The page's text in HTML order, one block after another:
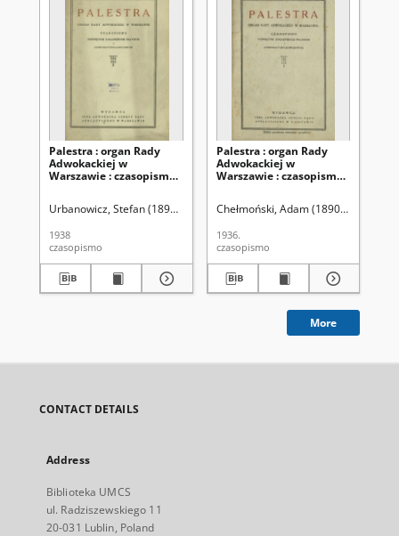
Palestra : organ Rady
Adwokackiej w
Warszawie : czasopismo
i korporacyjno-
Urbanowicz. R. 15, Nr 5
(maj 1938)
Urbanowicz, Stefan (1891-1940). red. Izba Adwokacka Okręgu Sądu
1938
czasopismo
Palestra : organ Rady
Adwokackiej w
Warszawie : czasopismo
i korporacyjno-
Chełmoński. R. 13, Nr 10
(październik 1936)
Chełmoński, Adam (1890-1959). red.
1936.
czasopismo
More
CONTACT DETAILS
Address
Biblioteka UMCS
ul. Radziszewskiego 11
20-031 Lublin, Poland